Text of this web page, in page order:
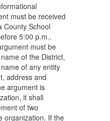
must be received
County School
5:00 p.m.,
must be
of the District,
of any entity
address and
argument is
it shall
of two
organization. If the